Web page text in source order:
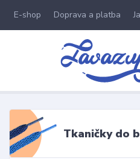
E-shop Doprava a platba
Tkaničky do